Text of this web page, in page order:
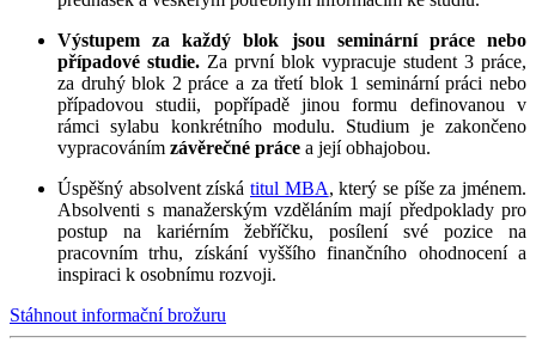
Výstupem za každý blok jsou seminární práce nebo
případové studie. Za první blok vypracuje student 3 práce,
za druhý blok 2 práce a za třetí blok 1 seminární práci nebo
případovou studii, popřípadě jinou formu definovanou v
rámci sylabu konkrétního modulu. Studium je zakončeno
vypracováním závěrečné práce a její obhajobou.
Úspěšný absolvent získá titul MBA, který se píše za jménem.
Absolventi s manažerským vzděláním mají předpoklady pro
postup na kariérním žebříčku, posílení své pozice na
pracovním trhu, získání vyššího finančního ohodnocení a
inspiraci k osobnímu rozvoji.
Stáhnout informační brožuru